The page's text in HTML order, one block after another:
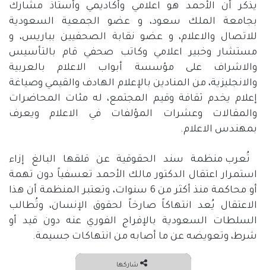
يذكر أن الأحمد هو اعلامي وأكاديمي وأستاذ مشارك
بجامعة الملك سعود، و عضو الجمعية السعودية
للاتصال والاعلام، و عضو نقابة الصحفيين بباريس، و
مستشار وخبير اعلامي وكاتب صحفي قام بالتأسيس
والاشراف على مؤسسة أبواب الاعلام بالعربية
والانجليزية، من المنادين بالإعلام الهادف والقيمي وصياغة
إعلام يخدم ثقافة وقيم المجتمع، له مئات المحاضرات
والمقالات وعشرات المؤلفات في الاعلام ويعرف
بمهندس الاعلام.
تُعرب منظمة سند الحقوقية عن قلقها البالغ إزاء
استمرار اعتقال الدكتور مالك الأحمد تعسفياً دون تهمة
أو محاكمة منذ أكثر من 6 سنوات، وتعتبر المنظمة أن هذا
الاعتقال يُعد انتهاكاً صارخاً لحقوق الإنسان، وتُطالب
السلطات السعودية بالإفراج الفوري عنه دون قيد أو
شرط، وتعويضه عن ما أصابه من انتهاكات جسيمة.
شاركها